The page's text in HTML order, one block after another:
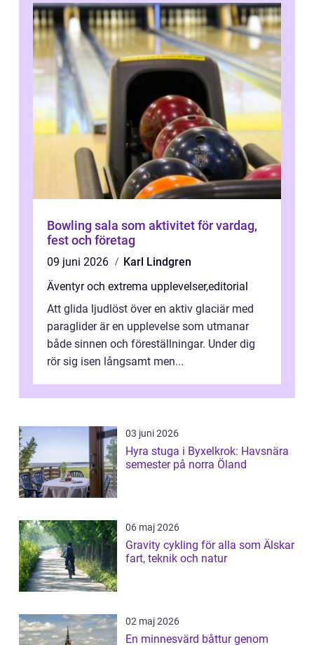
Bowling sala som aktivitet för vardag,
fest och företag
09 juni 2026
Karl Lindgren
Äventyr och extrema upplevelser,editorial
Att glida ljudlöst över en aktiv glaciär med
paraglider är en upplevelse som utmanar
både sinnen och föreställningar. Under dig
rör sig isen långsamt men...
03 juni 2026
Hyra stuga i Byxelkrok: Havsnära
semester på norra Öland
06 maj 2026
Gravity cykling för alla som Älskar
fart, teknik och natur
02 maj 2026
En minnesvärd båttur genom